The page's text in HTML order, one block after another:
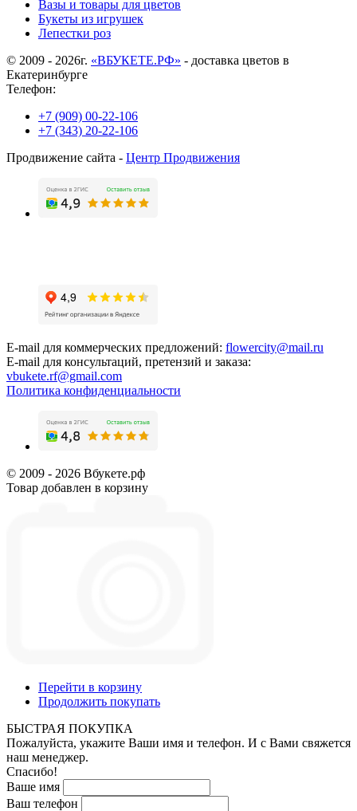
Вазы и товары для цветов
Букеты из игрушек
Лепестки роз
© 2009 - 2026г. «ВБУКЕТЕ.РФ» - доставка цветов в
Екатеринбурге
Телефон:
+7 (909) 00-22-106
+7 (343) 20-22-106
Продвижение сайта - Центр Продвижения
E-mail для коммерческих предложений: flowercity@mail.ru
E-mail для консультаций, претензий и заказа:
vbukete.rf@gmail.com
Политика конфиденциальности
© 2009 - 2026 Вбукете.рф
Товар добавлен в корзину
Перейти в корзину
Продолжить покупать
БЫСТРАЯ ПОКУПКА
Пожалуйста, укажите Ваши имя и телефон. И с Вами свяжется
наш менеджер.
Спасибо!
Ваше имя
Ваш телефон